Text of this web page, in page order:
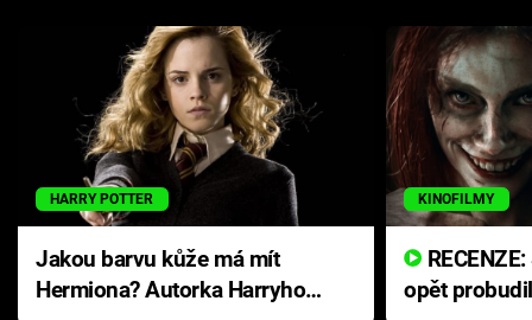
HARRY POTTER
Jakou barvu kůže má mít
Hermiona? Autorka Harryho
KINOFILMY
opět